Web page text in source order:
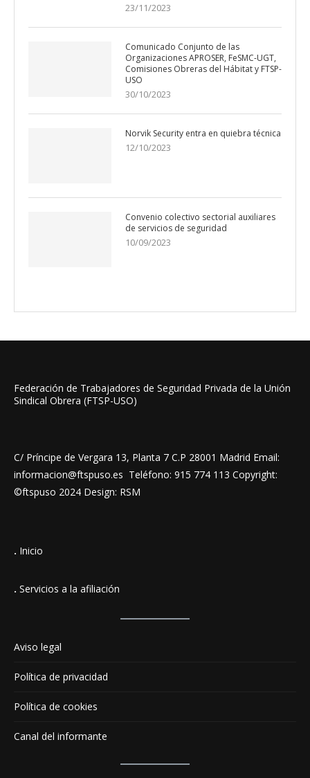
23/11/2023
Comunicado Conjunto de las
Organizaciones APROSER, FeSMC-UGT,
Comisiones Obreras del Hábitat y FTSP-
USO
30/10/2023
Norvik Security entra en quiebra técnica
12/10/2023
Convenio colectivo sectorial auxiliares
de servicios de seguridad
10/09/2023
Federación de Trabajadores de Seguridad Privada de la Unión
Sindical Obrera (FTSP-USO)
C/ Príncipe de Vergara 13, Planta 7 C.P 28001 Madrid Email:
informacion@ftspuso.es Teléfono: 915 774 113 Copyright:
©ftspuso 2024 Design: RSM
. Inicio
. Servicios a la afiliación
Aviso legal
Política de privacidad
Política de cookies
Canal del informante